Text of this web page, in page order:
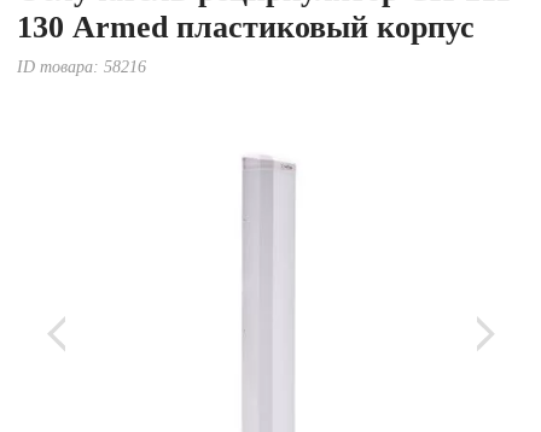
130 Armed пластиковый корпус
ID товара:58216